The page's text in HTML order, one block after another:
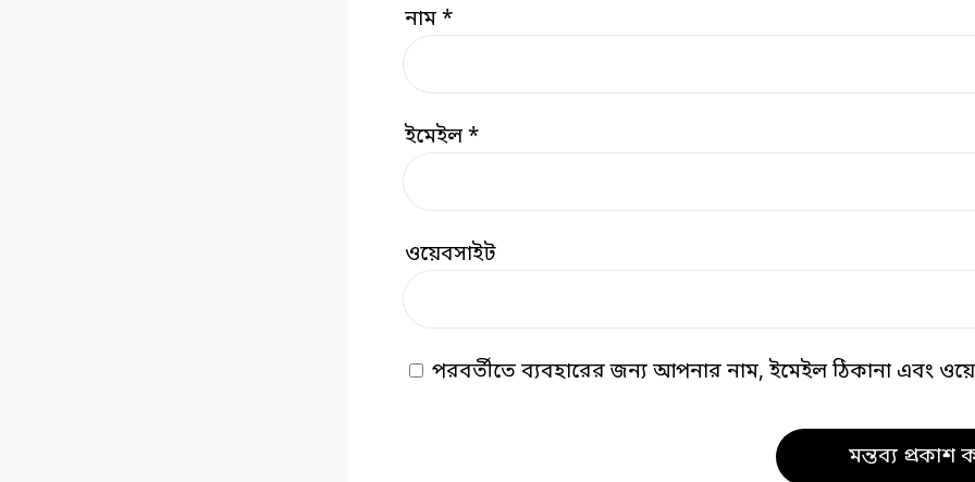
নাম*
ইমেইল*
ওয়েবসাইট
পরবর্তীতে ব্যবহারের জন্য আপনার নাম, ইমেইল ঠিকানা এবং